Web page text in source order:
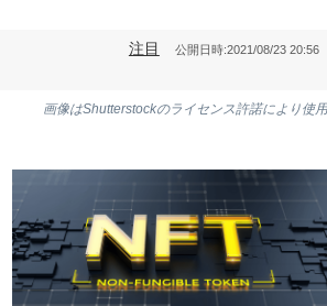
注目 公開日時:2021/08/23 20:56
画像はShutterstockのライセンス許諾により使用